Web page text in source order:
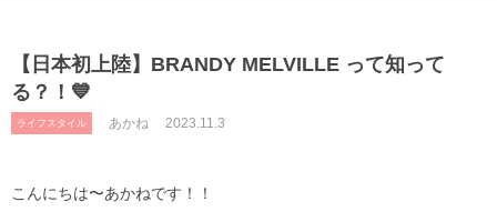
【日本初上陸】BRANDY MELVILLE って知って
る？！💙
ライフスタイル あかね 2023.11.3
こんにちは〜あかねです！！